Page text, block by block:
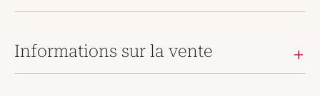
Informations sur la vente